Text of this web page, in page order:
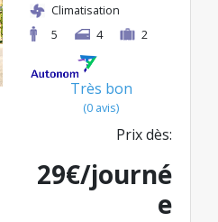
Climatisation
5
4 2
Très bon
(0 avis)
Prix dès:
29€/journé
e